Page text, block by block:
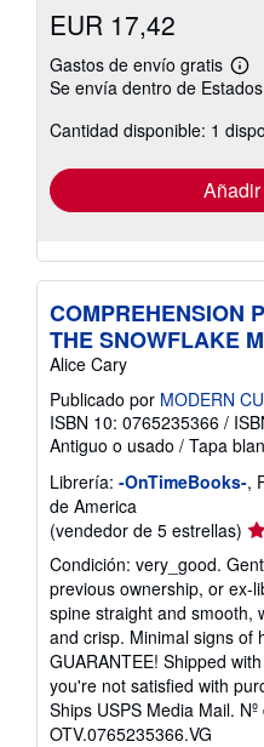
EUR 17,42
Gastos de envío gratis
Más
las
Se envía dentro de
Cantidad disponible: 1
COMPREHENSION
THE SNOWFLAKE
Alice Cary
Publicado por MODERN
ISBN 10: 0765235366 /
Antiguo o usado / Tapa
Librería: -OnTimeBooks-,
de America
(vendedor de 5 estrellas)
5
de
5
Condición: very_good.
previous ownership, or ex-
spine straight and smooth,
and crisp. Minimal signs of
GUARANTEE! Shipped
you're not satisfied with
Ships USPS Media Mail.
OTV.0765235366.VG